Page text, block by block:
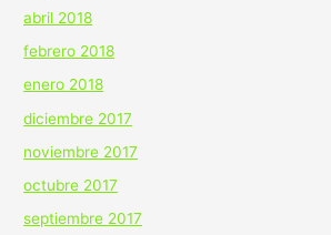
abril 2018
febrero 2018
enero 2018
diciembre 2017
noviembre 2017
octubre 2017
septiembre 2017